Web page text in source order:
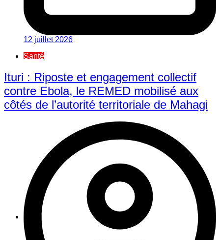
12 juillet 2026
Santé
Ituri : Riposte et engagement collectif
contre Ebola, le REMED mobilisé aux
côtés de l’autorité territoriale de Mahagi